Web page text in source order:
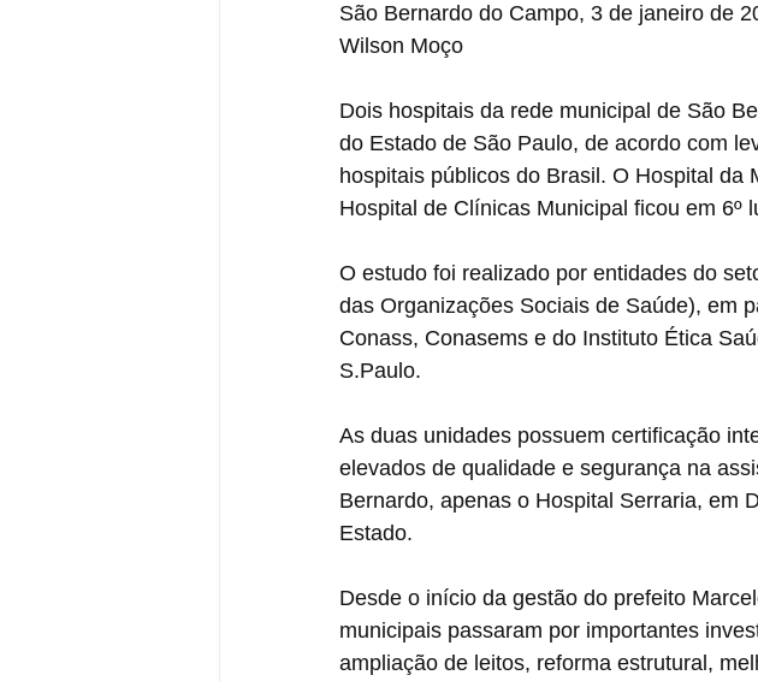
São Bernardo do Campo, 3 de janeiro de
Wilson Moço
Dois hospitais da rede municipal de São
do Estado de São Paulo, de acordo com
hospitais públicos do Brasil. O Hospital da
Hospital de Clínicas Municipal ficou em 6º
O estudo foi realizado por entidades do
das Organizações Sociais de Saúde), em
Conass, Conasems e do Instituto Ética
S.Paulo.
As duas unidades possuem certificação
elevados de qualidade e segurança na
Bernardo, apenas o Hospital Serraria, em
Estado.
Desde o início da gestão do prefeito
municipais passaram por importantes
ampliação de leitos, reforma estrutural,